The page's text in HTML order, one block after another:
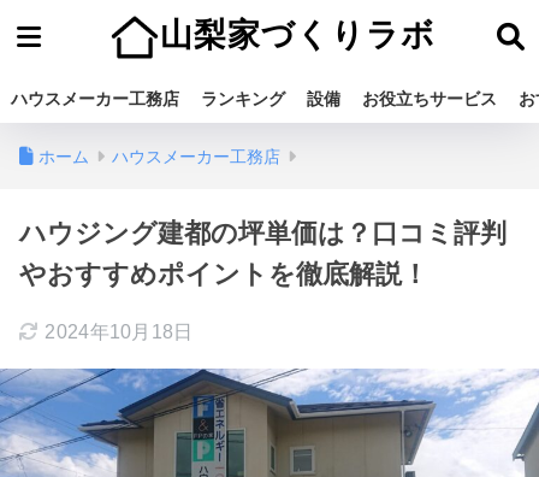
山梨家づくりラボ
ハウスメーカー工務店 ランキング 設備 お役立ちサービス
ホーム ハウスメーカー工務店
ハウジング建都の坪単価は？口コミ評判
やおすすめポイントを徹底解説！
2024年10月18日